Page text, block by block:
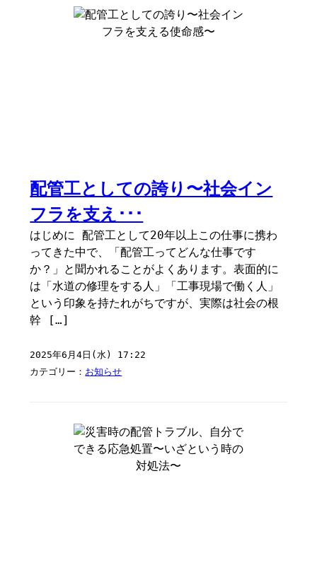
配管工としての誇り〜社会イン
フラを支え･･･
はじめに 配管工として20年以上この仕事に携わ
ってきた中で、「配管工ってどんな仕事です
か？」と聞かれることがよくあります。表面的に
は「水道の修理をする人」「工事現場で働く人」
という印象を持たれがちですが、実際は社会の根
幹 […]
2025年6月4日(水) 17:22
カテゴリー： お知らせ